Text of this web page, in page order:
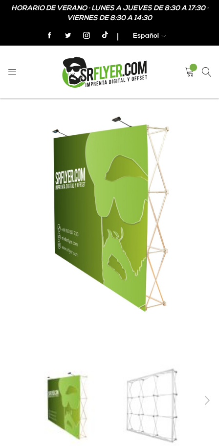
HORARIO DE VERANO · LUNES A JUEVES DE 8:30 A 17:30 ·
VIERNES DE 8:30 A 14:30
Español
Photocall tipo pop up